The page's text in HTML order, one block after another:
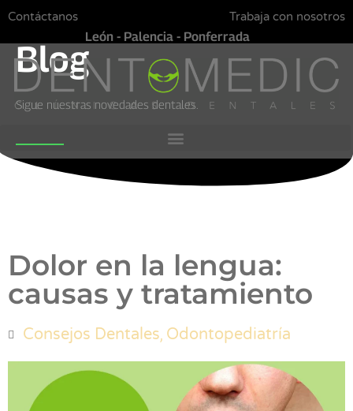
Contáctanos Trabaja con nosotros
León - Palencia - Ponferrada
Blog
Sigue nuestras novedades dentales.
Dolor en la lengua:
causas y tratamiento
Consejos Dentales, Odontopediatría